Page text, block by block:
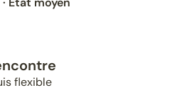
flexible